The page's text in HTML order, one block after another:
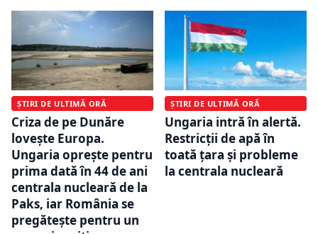
ȘTIRI DE ULTIMĂ ORĂ
Criza de pe Dunăre
lovește Europa.
Ungaria oprește pentru
prima dată în 44 de ani
centrala nucleară de la
Paks, iar România se
pregătește pentru un
ȘTIRI DE ULTIMĂ ORĂ
Ungaria intră în alertă.
Restricții de apă în
toată țara și probleme
la centrala nucleară